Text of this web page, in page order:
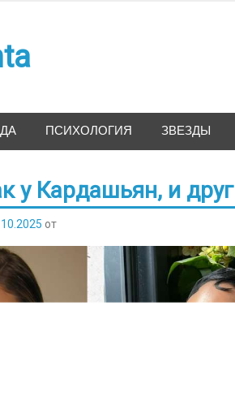
ПСИХОЛОГИЯ ЗВЕЗДЫ
у Кардашьян, и
от